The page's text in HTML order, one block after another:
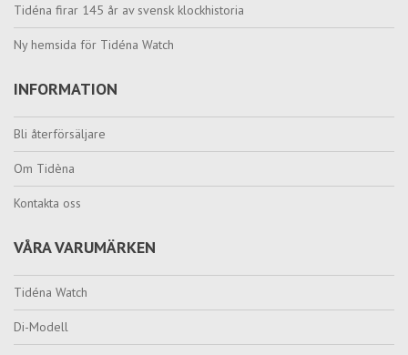
Tidéna firar 145 år av svensk klockhistoria
Ny hemsida för Tidéna Watch
INFORMATION
Bli återförsäljare
Om Tidèna
Kontakta oss
VÅRA VARUMÄRKEN
Tidéna Watch
Di-Modell